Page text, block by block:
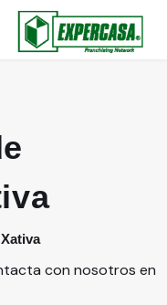
con nosotros en